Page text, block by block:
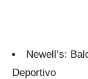
Newell’s:
Deportivo